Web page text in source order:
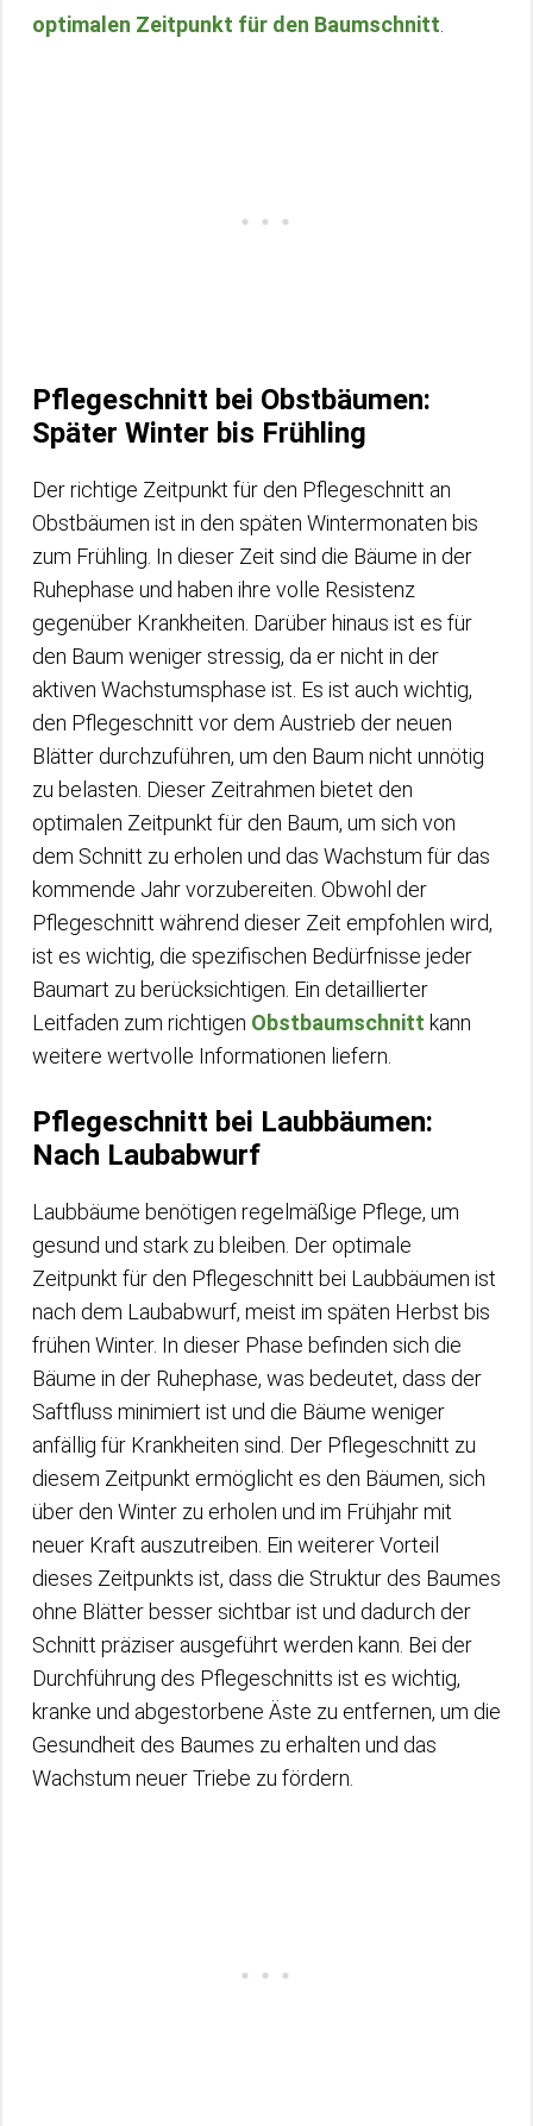
optimalen Zeitpunkt für den Baumschnitt
Pflegeschnitt bei Obstbäumen:
Später Winter bis Frühling
Der richtige Zeitpunkt für den Pflegeschnitt an
Obstbäumen ist in den späten Wintermonaten bis
zum Frühling. In dieser Zeit sind die Bäume in der
Ruhephase und haben ihre volle Resistenz
gegenüber Krankheiten. Darüber hinaus ist es für
den Baum weniger stressig, da er nicht in der
aktiven Wachstumsphase ist. Es ist auch wichtig,
den Pflegeschnitt vor dem Austrieb der neuen
Blätter durchzuführen, um den Baum nicht unnötig
zu belasten. Dieser Zeitrahmen bietet den
optimalen Zeitpunkt für den Baum, um sich von
dem Schnitt zu erholen und das Wachstum für das
kommende Jahr vorzubereiten. Obwohl der
Pflegeschnitt während dieser Zeit empfohlen wird,
ist es wichtig, die spezifischen Bedürfnisse jeder
Baumart zu berücksichtigen. Ein detaillierter
Leitfaden zum richtigen Obstbaumschnitt kann
weitere wertvolle Informationen liefern.
Pflegeschnitt bei Laubbäumen:
Nach Laubabwurf
Laubbäume benötigen regelmäßige Pflege, um
gesund und stark zu bleiben. Der optimale
Zeitpunkt für den Pflegeschnitt bei Laubbäumen ist
nach dem Laubabwurf, meist im späten Herbst bis
frühen Winter. In dieser Phase befinden sich die
Bäume in der Ruhephase, was bedeutet, dass der
Saftfluss minimiert ist und die Bäume weniger
anfällig für Krankheiten sind. Der Pflegeschnitt zu
diesem Zeitpunkt ermöglicht es den Bäumen, sich
über den Winter zu erholen und im Frühjahr mit
neuer Kraft auszutreiben. Ein weiterer Vorteil
dieses Zeitpunkts ist, dass die Struktur des Baumes
ohne Blätter besser sichtbar ist und dadurch der
Schnitt präziser ausgeführt werden kann. Bei der
Durchführung des Pflegeschnitts ist es wichtig,
kranke und abgestorbene Äste zu entfernen, um die
Gesundheit des Baumes zu erhalten und das
Wachstum neuer Triebe zu fördern.